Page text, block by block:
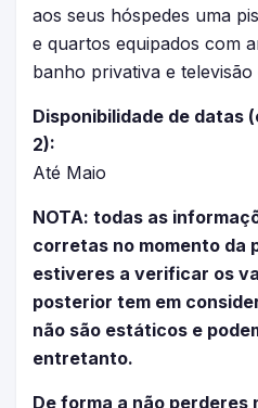
aos seus hóspedes uma
e quartos equipados com
banho privativa e
Disponibilidade de datas
2):
Até Maio
NOTA: todas as
corretas no momento da
estiveres a verificar os
posterior tem em
não são estáticos e
entretanto.
De forma a não perderes